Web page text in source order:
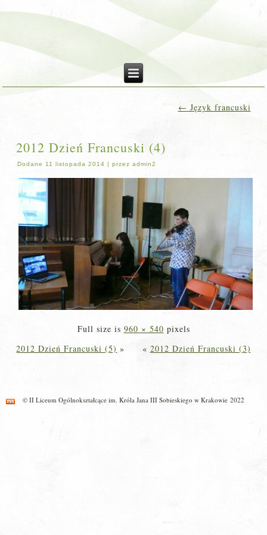
← Język francuski
2012 Dzień Francuski (4)
Dodane 11 listopada 2014 |przez admin2
Full size is 960 × 540 pixels
2012 Dzień Francuski (5) » « 2012 Dzień Francuski (3)
© II Liceum Ogólnokształcące im. Króla Jana III Sobieskiego w Krakowie 2022